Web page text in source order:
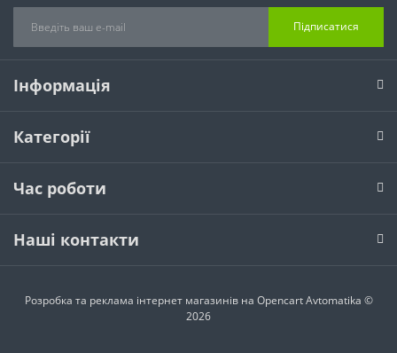
Підписатися
Інформація
Категорії
Час роботи
Наші контакти
Розробка та реклама інтернет магазинів на OpencartAvtomatika ©
2026